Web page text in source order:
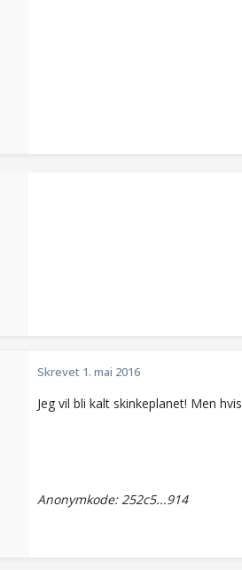
Skrevet 1. mai 2016
Jeg vil bli kalt skinkeplanet! Men
Anonymkode: 252c5...914